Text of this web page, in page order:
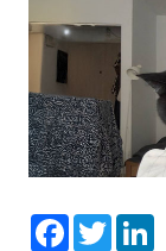
Facebook
Twitter